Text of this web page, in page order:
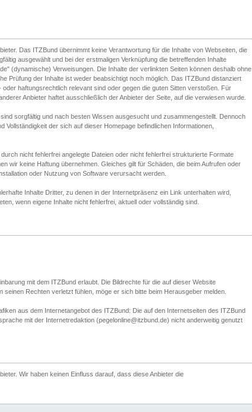
Das ITZBund übernimmt keine Verantwortung für die Inhalte von Webseiten, die
ausgewählt und bei der erstmaligen Verknüpfung die betreffenden Inhalte
(dynamische) Verweisungen. Die Inhalte der verlinkten Seiten können deshalb ohne
Prüfung der Inhalte ist weder beabsichtigt noch möglich. Das ITZBund distanziert
haftungsrechtlich relevant sind oder gegen die guten Sitten verstoßen. Für
Anbieter haftet ausschließlich der Anbieter der Seite, auf die verwiesen wurde.
sorgfältig und nach besten Wissen ausgesucht und zusammengestellt. Dennoch
Vollständigkeit der sich auf dieser Homepage befindlichen Informationen,
nicht fehlerfrei angelegte Dateien oder nicht fehlerfrei strukturierte Formate
wir keine Haftung übernehmen. Gleiches gilt für Schäden, die beim Aufrufen oder
oder Nutzung von Software verursacht werden.
Inhalte Dritter, zu denen in der Internetpräsenz ein Link unterhalten wird,
wenn eigene Inhalte nicht fehlerfrei, aktuell oder vollständig sind.
mit dem ITZBund erlaubt. Die Bildrechte für die auf dieser Website
Rechten verletzt fühlen, möge er sich bitte beim Herausgeber melden.
aus dem Internetangebot des ITZBund: Die auf den Internetseiten des ITZBund
mit der Internetredaktion (pegelonline@itzbund.de) nicht anderweitig genutzt
Wir haben keinen Einfluss darauf, dass diese Anbieter die